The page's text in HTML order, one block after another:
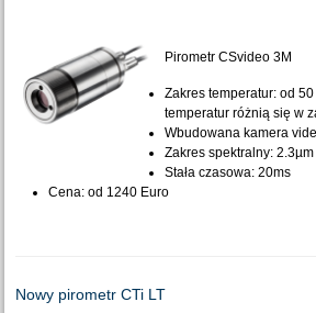
Pirometr CSvideo 3M
Zakres temperatur: od
temperatur różnią się w
Wbudowana kamera
Zakres spektralny: 2.3µm
Stała czasowa: 20ms
Cena: od 1240 Euro
Nowy pirometr CTi LT